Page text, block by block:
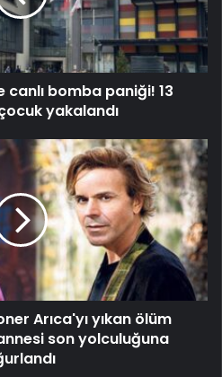
canlı bomba paniği! 13
yakalandı
Arıca'yı yıkan ölüm
son yolculuğuna